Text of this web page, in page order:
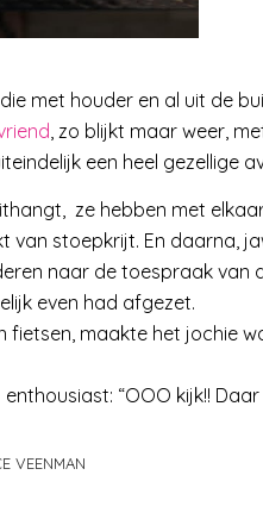
met houder en al uit de
, zo blijkt maar weer,
een heel gezellige
ze hebben met
van stoepkrijt. En daarna,
naar de toespraak van
even had afgezet.
fietsen, maakte het jochie
“OOO kijk!!
VEENMAN